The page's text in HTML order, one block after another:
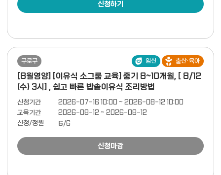
신청하기
구로구 임신 출산·육아
[8월영양] [이유식 소그룹 교육] 중기 8~10개월, [ 8/12
(수) 3시] , 쉽고 빠른 밥솥이유식 조리방법
신청기간
2026-07-16 10:00 ~ 2026-08-12 10:00
교육기간
2026-08-12 ~ 2026-08-12
신청/정원
6/6
신청마감